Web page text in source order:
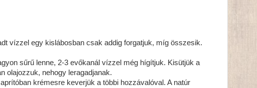
vízzel egy kislábosban csak addig forgatjuk, míg összesik.
sűrű lenne, 2-3 evőkanál vízzel még hígítjuk. Kisütjük a
olajozzuk, nehogy leragadjanak.
krémesre keverjük a többi hozzávalóval. A natúr